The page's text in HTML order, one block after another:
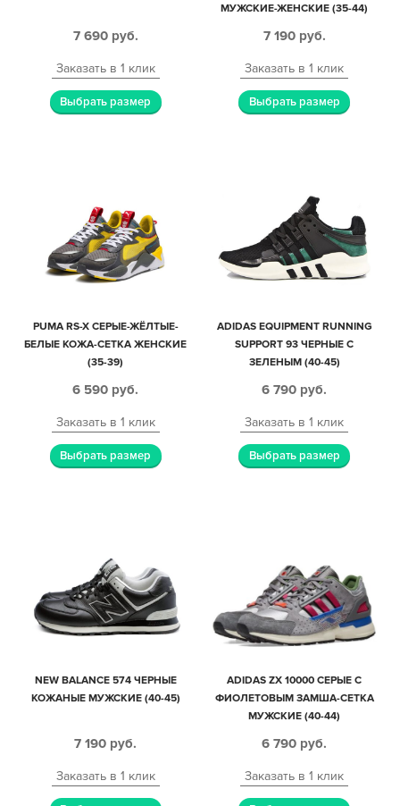
7 690 руб.
Заказать в 1 клик
Выбрать размер
МУЖСКИЕ-ЖЕНСКИЕ (35-44)
7 190 руб.
Заказать в 1 клик
Выбрать размер
PUMA RS-X СЕРЫЕ-ЖЁЛТЫЕ-
БЕЛЫЕ КОЖА-СЕТКА ЖЕНСКИЕ
(35-39)
6 590 руб.
Заказать в 1 клик
Выбрать размер
ADIDAS EQUIPMENT RUNNING
SUPPORT 93 ЧЕРНЫЕ С
ЗЕЛЕНЫМ (40-45)
6 790 руб.
Заказать в 1 клик
Выбрать размер
NEW BALANCE 574 ЧЕРНЫЕ
КОЖАНЫЕ МУЖСКИЕ (40-45)
7 190 руб.
Заказать в 1 клик
ADIDAS ZX 10000 СЕРЫЕ С
ФИОЛЕТОВЫМ ЗАМША-СЕТКА
МУЖСКИЕ (40-44)
6 790 руб.
Заказать в 1 клик